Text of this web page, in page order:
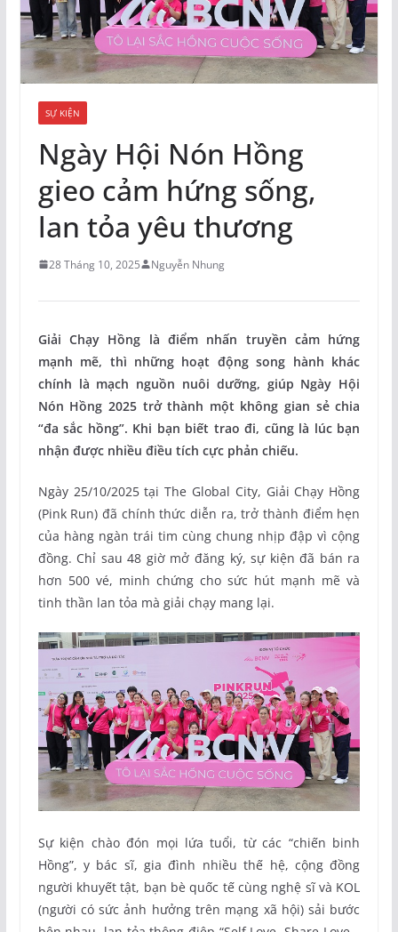
SỰ KIỆN
Ngày Hội Nón Hồng
gieo cảm hứng sống,
lan tỏa yêu thương
28 Tháng 10, 2025 Nguyễn Nhung
Giải Chạy Hồng là điểm nhấn truyền cảm hứng
mạnh mẽ, thì những hoạt động song hành khác
chính là mạch nguồn nuôi dưỡng, giúp Ngày Hội
Nón Hồng 2025 trở thành một không gian sẻ chia
“đa sắc hồng”. Khi bạn biết trao đi, cũng là lúc bạn
nhận được nhiều điều tích cực phản chiếu.
Ngày 25/10/2025 tại The Global City, Giải Chạy Hồng
(Pink Run) đã chính thức diễn ra, trở thành điểm hẹn
của hàng ngàn trái tim cùng chung nhịp đập vì cộng
đồng. Chỉ sau 48 giờ mở đăng ký, sự kiện đã bán ra
hơn 500 vé, minh chứng cho sức hút mạnh mẽ và
tinh thần lan tỏa mà giải chạy mang lại.
Sự kiện chào đón mọi lứa tuổi, từ các “chiến binh
Hồng”, y bác sĩ, gia đình nhiều thế hệ, cộng đồng
người khuyết tật, bạn bè quốc tế cùng nghệ sĩ và KOL
(người có sức ảnh hưởng trên mạng xã hội) sải bước